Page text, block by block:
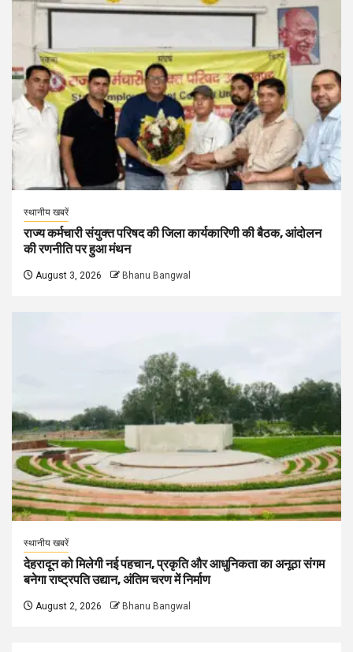
स्थानीय खबरें
राज्य कर्मचारी संयुक्त परिषद की जिला कार्यकारिणी की बैठक, आंदोलन
की रणनीति पर हुआ मंथन
August 3, 2026 Bhanu Bangwal
स्थानीय खबरें
देहरादून को मिलेगी नई पहचान, प्रकृति और आधुनिकता का अनूठा संगम
बनेगा राष्ट्रपति उद्यान, अंतिम चरण में निर्माण
August 2, 2026 Bhanu Bangwal